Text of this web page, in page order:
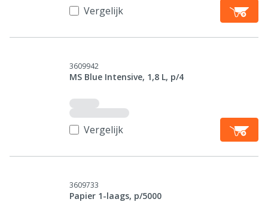
Vergelijk
3609942
MS Blue Intensive, 1,8 L, p/4
Vergelijk
3609733
Papier 1-laags, p/5000